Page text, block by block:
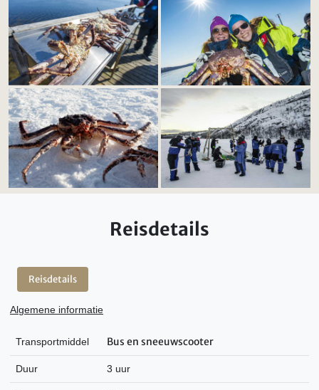
Reisdetails
Reisdetails
Algemene informatie
Transportmiddel Bus en sneeuwscooter
Duur 3 uur